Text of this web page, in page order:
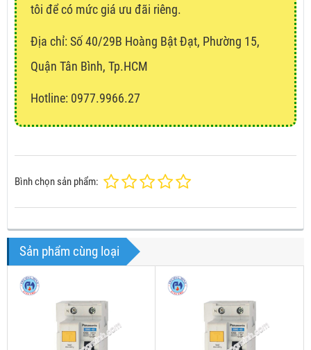
tôi để có mức giá ưu đãi riêng.
Địa chỉ: Số 40/29B Hoàng Bật Đạt, Phường 15,
Quận Tân Bình, Tp.HCM
Hotline: 0977.9966.27
Bình chọn sản phẩm:
Sản phẩm cùng loại